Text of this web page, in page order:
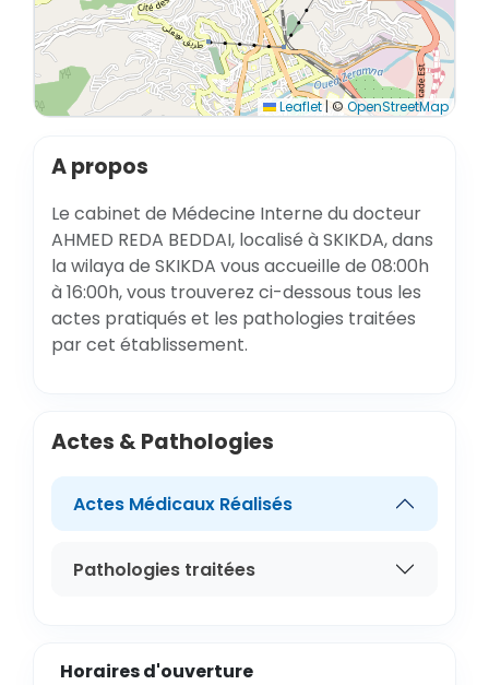
Leaflet |©OpenStreetMap
A propos
Le cabinet de Médecine Interne du docteur
AHMED REDA BEDDAI, localisé à SKIKDA, dans
la wilaya de SKIKDA vous accueille de 08:00h
à 16:00h, vous trouverez ci-dessous tous les
actes pratiqués et les pathologies traitées
par cet établissement.
Actes & Pathologies
Actes Médicaux Réalisés
Pathologies traitées
Horaires d'ouverture